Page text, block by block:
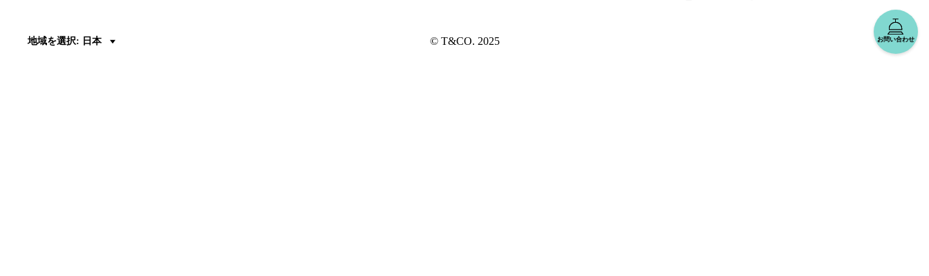
お問い合わせ
地域を選択: 日本 © T&CO. 2025